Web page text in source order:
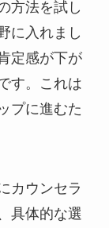
方法を試し
に入れまし
定感が下が
す。これは
プに進むた
カウンセラ
具体的な選